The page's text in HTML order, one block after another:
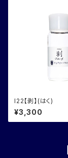
I22【剥】(はく)
¥3,300